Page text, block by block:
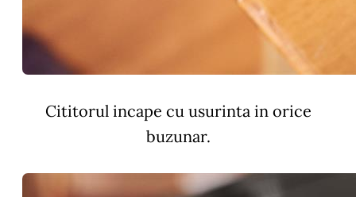
Cititorul incape cu usurinta in orice
buzunar.